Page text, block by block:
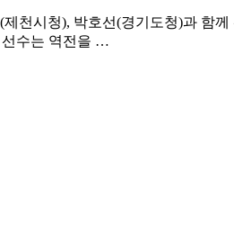
천시청), 박호선(경기도청)과 함
선수는 역전을 …